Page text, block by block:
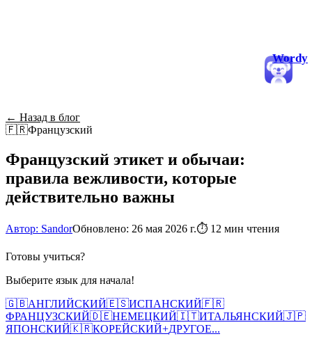
Wordy
← Назад в блог
🇫🇷Французский
Французский этикет и обычаи:
правила вежливости, которые
действительно важны
Автор: SandorОбновлено: 26 мая 2026 г.⏱ 12 мин чтения
Готовы учиться?
Выберите язык для начала!
🇬🇧АНГЛИЙСКИЙ🇪🇸ИСПАНСКИЙ🇫🇷
ФРАНЦУЗСКИЙ🇩🇪НЕМЕЦКИЙ🇮🇹ИТАЛЬЯНСКИЙ🇯🇵
ЯПОНСКИЙ🇰🇷КОРЕЙСКИЙ+ДРУГОЕ...